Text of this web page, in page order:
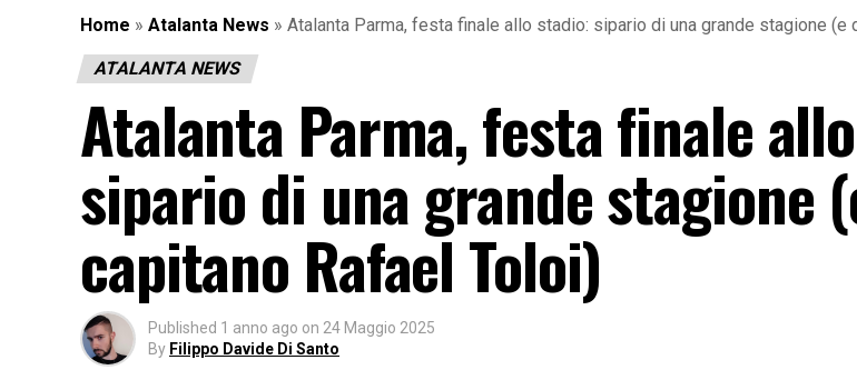
Home » Atalanta News » Atalanta Parma, festa finale allo stadio: sipario di una grande stagione (e
ATALANTA NEWS
Atalanta Parma, festa finale
sipario di una grande stagione
capitano Rafael Toloi)
Published 1 anno ago on 24 Maggio 2025
By Filippo Davide Di Santo